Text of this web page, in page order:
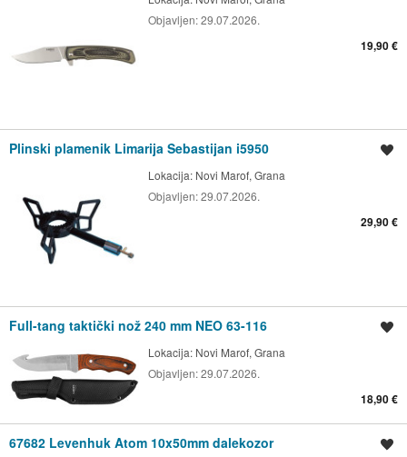
Objavljen:29.07.2026.
19,90 €
Plinski plamenik Limarija Sebastijan i5950
Lokacija: Novi Marof, Grana
Objavljen:29.07.2026.
29,90 €
Full-tang taktički nož 240 mm NEO 63-116
Lokacija: Novi Marof, Grana
Objavljen:29.07.2026.
18,90 €
67682 Levenhuk Atom 10x50mm dalekozor